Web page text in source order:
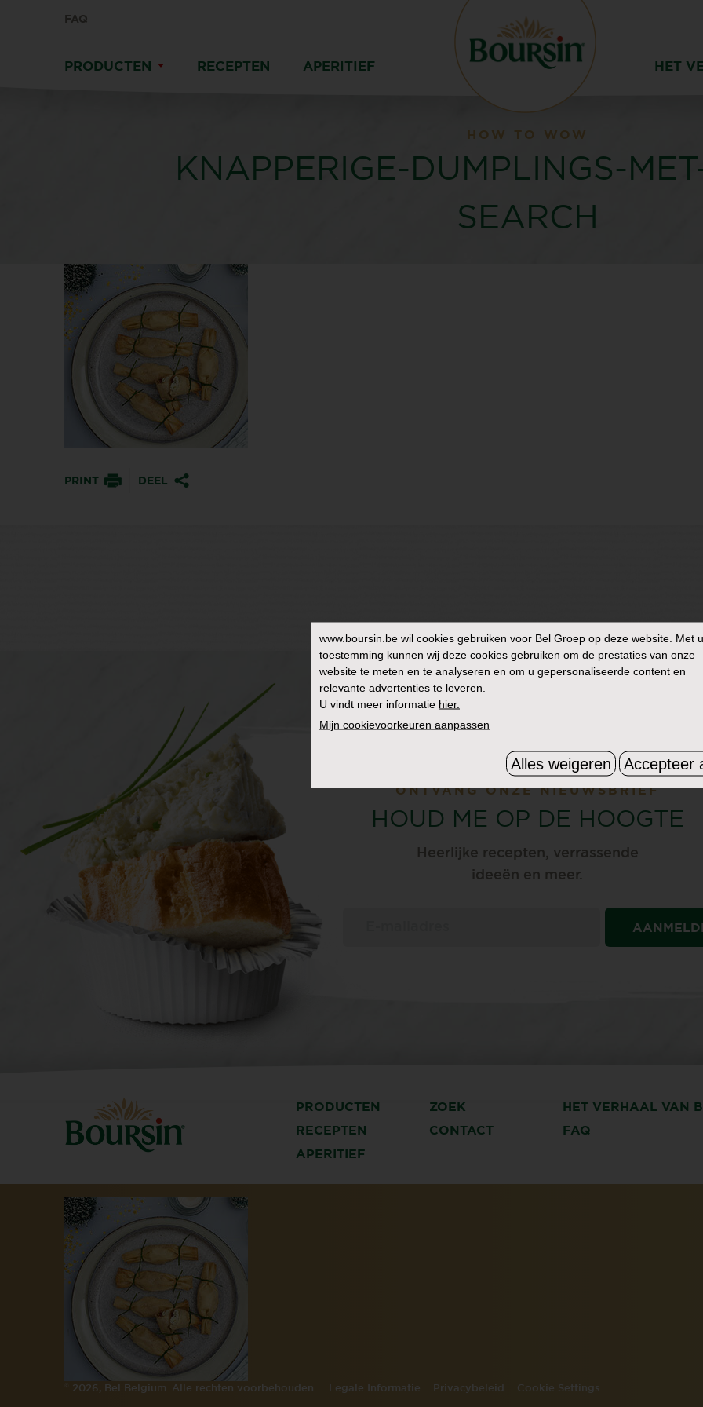
FAQ
PRODUCTEN RECEPTEN APERITIEF HET
HOW TO WOW
KNAPPERIGE-DUMPLINGS-
SEARCH
PRINT DEEL
ONTVANG ONZE NIEUWSBRIEF
HOUD ME OP DE HOOGTE
Heerlijke recepten, verrassende
ideeën en meer.
PRODUCTEN ZOEK
HET VERHAAL VAN
RECEPTEN
CONTACT
FAQ
APERITIEF
2026, Bel Belgium. Alle rechten voorbehouden. Legale Informatie Privacybeleid Cookie Settings
www.boursin.be wil cookies gebruiken voor Bel Groep op deze website. Met
toestemming kunnen wij deze cookies gebruiken om de prestaties van onze
website te meten en te analyseren en om u gepersonaliseerde content en
relevante advertenties te leveren.
U vindt meer informatie hier.
Mijn cookievoorkeuren aanpassen
Alles weigeren Accepteer